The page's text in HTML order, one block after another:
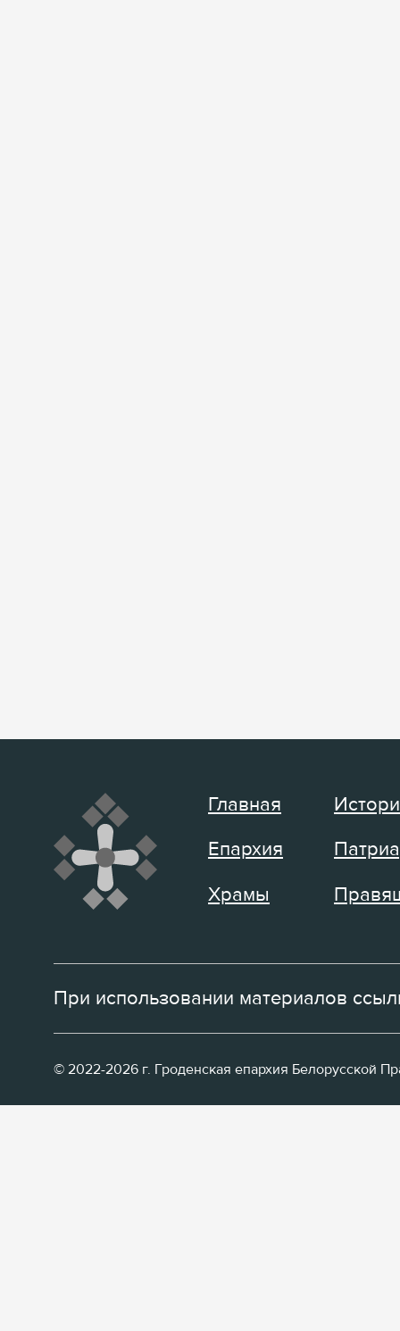
Главная
Епархия
Храмы
При использовании материалов
© 2022-2026 г. Гроденская епархия Белорусской